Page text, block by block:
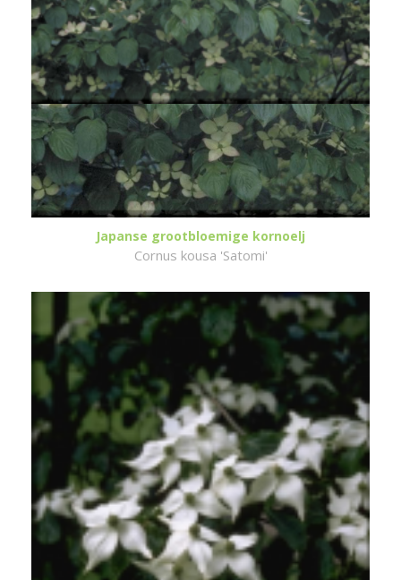
Japanse grootbloemige kornoelj
Cornus kousa 'Satomi'